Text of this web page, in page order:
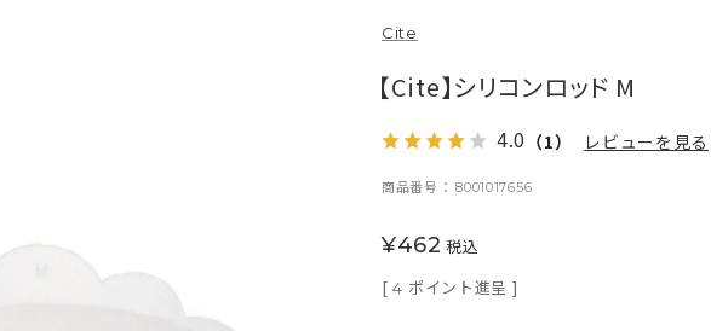
Cite
【Cite】シリコンロッド M
4.0 （1） レビューを見る
商品番号 8001017656
¥462 税込
[ 4 ポイント進呈 ]